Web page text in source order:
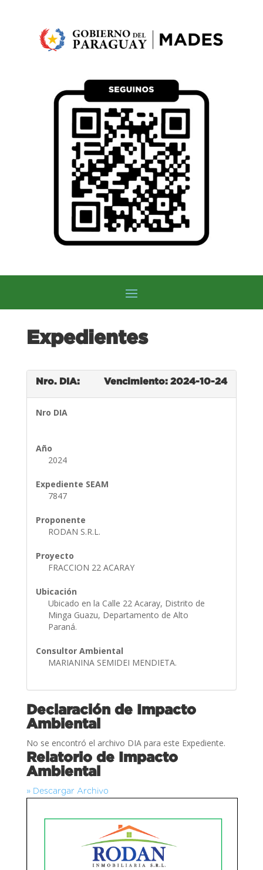
Expedientes
Nro. DIA: Vencimiento: 2024-10-24
Nro DIA
Año
2024
Expediente SEAM
7847
Proponente
RODAN S.R.L.
Proyecto
FRACCION 22 ACARAY
Ubicación
Ubicado en la Calle 22 Acaray, Distrito de
Minga Guazu, Departamento de Alto
Paraná.
Consultor Ambiental
MARIANINA SEMIDEI MENDIETA.
Declaración de Impacto
Ambiental
No se encontró el archivo DIA para este Expediente.
Relatorio de Impacto
Ambiental
» Descargar Archivo